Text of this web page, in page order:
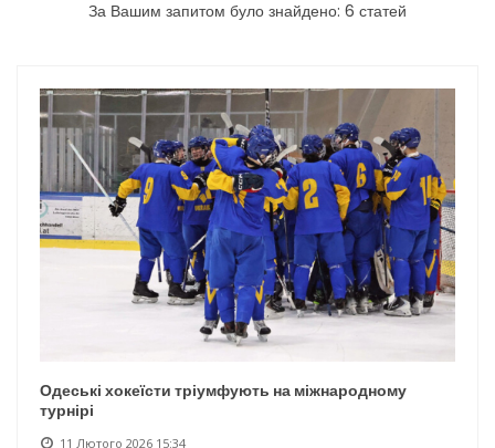
Інтеграція ветеранів в українське суспільство
Енергетична підтримка для Одеси
Водопостачання в Одесі: нові локації для підвезення води
За Вашим запитом було знайдено: 6 статей
Одеські хокеїсти тріумфують на міжнародному
турнірі
11 Лютого 2026 15:34